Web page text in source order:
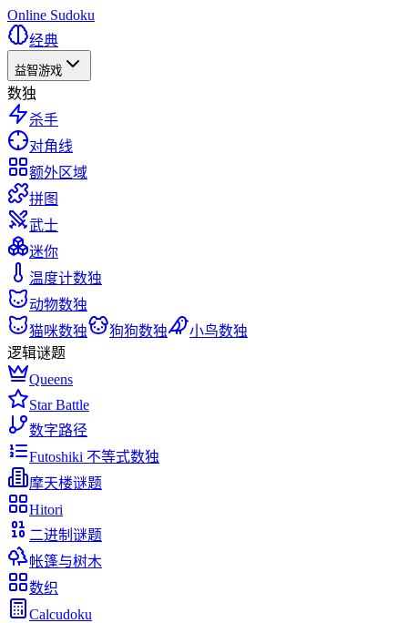
Online Sudoku
经典
益智游戏
数独
杀手
对角线
额外区域
拼图
武士
迷你
温度计数独
动物数独
猫咪数独
狗狗数独
小鸟数独
逻辑谜题
Queens
Star Battle
数字路径
Futoshiki 不等式数独
摩天楼谜题
Hitori
二进制谜题
帐篷与树木
数织
Calcudoku